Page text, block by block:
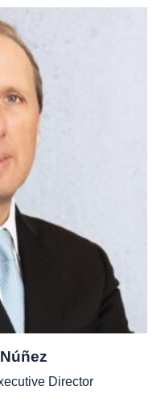
Director